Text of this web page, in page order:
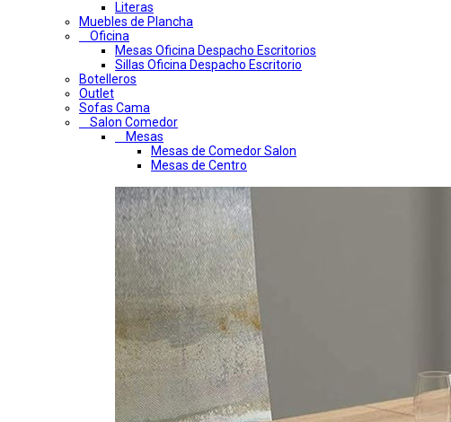
Literas
Muebles de Plancha
Oficina
Mesas Oficina Despacho Escritorios
Sillas Oficina Despacho Escritorio
Botelleros
Outlet
Sofas Cama
Salon Comedor
Mesas
Mesas de Comedor Salon
Mesas de Centro